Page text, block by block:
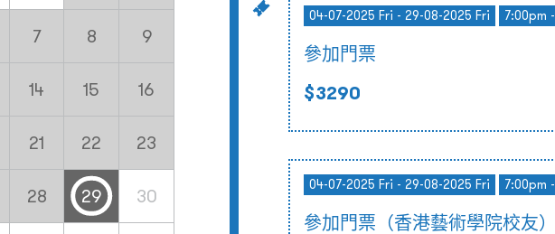
7 8 9
14 15 16
21 22 23
28 29 30
04-07-2025 Fri - 29-08-2025 Fri 7:00pm
參加門票
$3290
04-07-2025 Fri - 29-08-2025 Fri 7:00pm
參加門票（香港藝術學院校友）